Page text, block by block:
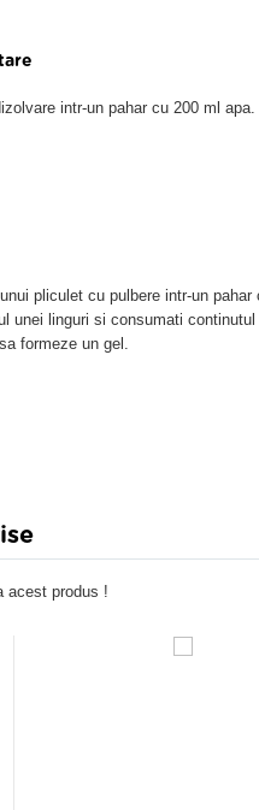
intr-un pahar cu 200 ml apa.
pliculet cu pulbere intr-un
unei linguri si consumati continutul
formeze un gel.
acest produs !